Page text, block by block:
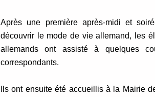
Après une première après-midi et
découvrir le mode de vie allemand, les
allemands ont assisté à quelques
correspondants.
Ils ont ensuite été accueillis à la Mairie